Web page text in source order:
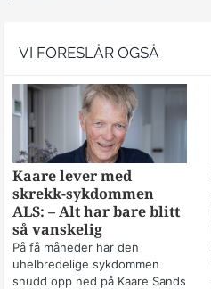
VI FORESLÅR OGSÅ
Kaare lever med
skrekk-sykdommen
ALS: – Alt har bare blitt
så vanskelig
På få måneder har den
uhelbredelige sykdommen
snudd opp ned på Kaare Sands